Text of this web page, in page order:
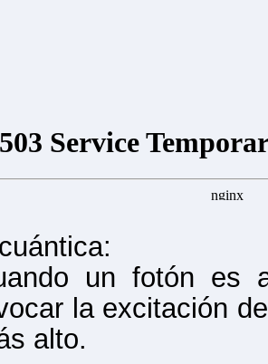
un fotón es
la excitación
alto.